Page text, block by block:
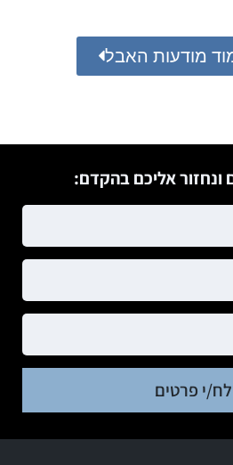
מודעות האבל
ונחזור אליכם בהקדם:
י פרטים